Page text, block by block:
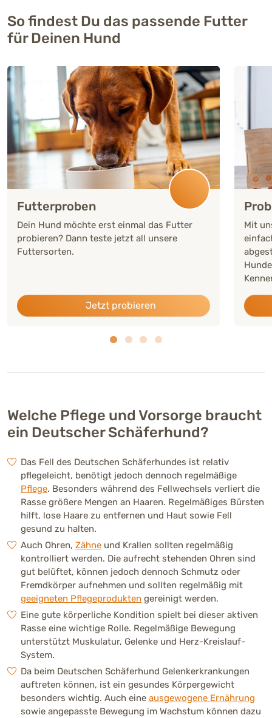
So findest Du das passende Futter
für Deinen Hund
Futterproben
Dein Hund möchte erst einmal das Futter
probieren? Dann teste jetzt all unsere
Futtersorten.
Jetzt probieren
Mit
Welche Pflege und Vorsorge braucht
ein Deutscher Schäferhund?
Das Fell des Deutschen Schäferhundes ist relativ
pflegeleicht, benötigt jedoch dennoch regelmäßige
Pflege. Besonders während des Fellwechsels verliert die
Rasse größere Mengen an Haaren. Regelmäßiges Bürsten
hilft, lose Haare zu entfernen und Haut sowie Fell
gesund zu halten.
Auch Ohren, Zähne und Krallen sollten regelmäßig
kontrolliert werden. Die aufrecht stehenden Ohren sind
gut belüftet, können jedoch dennoch Schmutz oder
Fremdkörper aufnehmen und sollten regelmäßig mit
geeigneten Pflegeprodukten gereinigt werden.
Eine gute körperliche Kondition spielt bei dieser aktiven
Rasse eine wichtige Rolle. Regelmäßige Bewegung
unterstützt Muskulatur, Gelenke und Herz-Kreislauf-
System.
Da beim Deutschen Schäferhund Gelenkerkrankungen
auftreten können, ist ein gesundes Körpergewicht
besonders wichtig. Auch eine ausgewogene Ernährung
sowie angepasste Bewegung im Wachstum können dazu